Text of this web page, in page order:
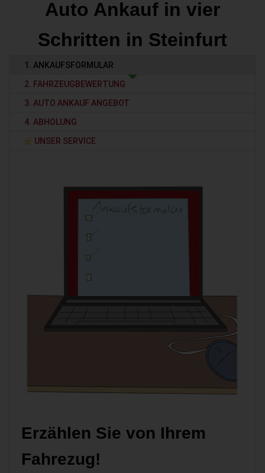
Auto Ankauf in vier
Schritten in Steinfurt
1. ANKAUFSFORMULAR
2. FAHRZEUGBEWERTUNG
3. AUTO ANKAUF ANGEBOT
4. ABHOLUNG
UNSER SERVICE
Erzählen Sie von Ihrem
Fahrezug!